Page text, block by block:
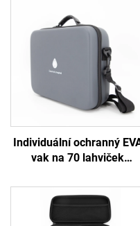
Individuální ochranný
vak na 70 lahviček
přepravní a skladovací
pouzdro pro esenciální